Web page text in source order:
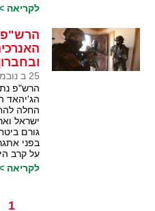
לקריאה
25 ב נובמבר 2021
הרש"פ
הג'יהאד
החלה
ישראל
גורם
בפני
על קרב
לקריאה
1